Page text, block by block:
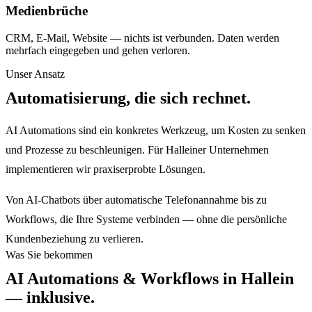
Medienbrüche
CRM, E-Mail, Website — nichts ist verbunden. Daten werden
mehrfach eingegeben und gehen verloren.
Unser Ansatz
Automatisierung, die sich rechnet.
AI Automations sind ein konkretes Werkzeug, um Kosten zu senken
und Prozesse zu beschleunigen. Für Halleiner Unternehmen
implementieren wir praxiserprobte Lösungen.
Von AI-Chatbots über automatische Telefonannahme bis zu
Workflows, die Ihre Systeme verbinden — ohne die persönliche
Kundenbeziehung zu verlieren.
Was Sie bekommen
AI Automations & Workflows in Hallein
— inklusive.